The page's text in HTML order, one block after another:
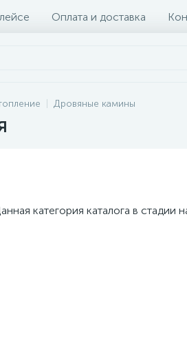
Оплата и доставка
Дровяные камины
категория каталога в